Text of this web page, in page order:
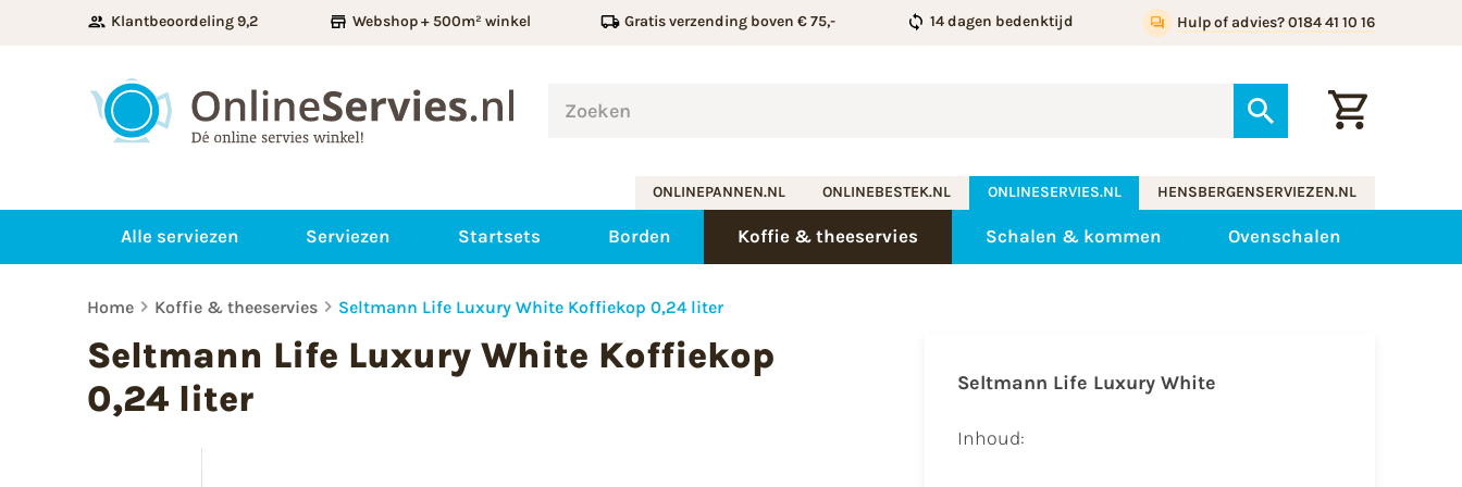
Klantbeoordeling 9,2 Webshop + 500m² winkel Gratis verzending boven € 75,- 14 dagen bedenktijd Hulp of advies? 0184 41 10 16
ONLINEPANNEN.NL ONLINEBESTEK.NL ONLINESERVIES.NL HENSBERGENSERVIEZEN.NL
Alle serviezen Serviezen Startsets Borden Koffie & theeservies Schalen & kommen Ovenschalen
Home Koffie & theeservies Seltmann Life Luxury White Koffiekop 0,24 liter
Seltmann Life Luxury White Koffiekop
0,24 liter
Seltmann Life Luxury White
Inhoud: